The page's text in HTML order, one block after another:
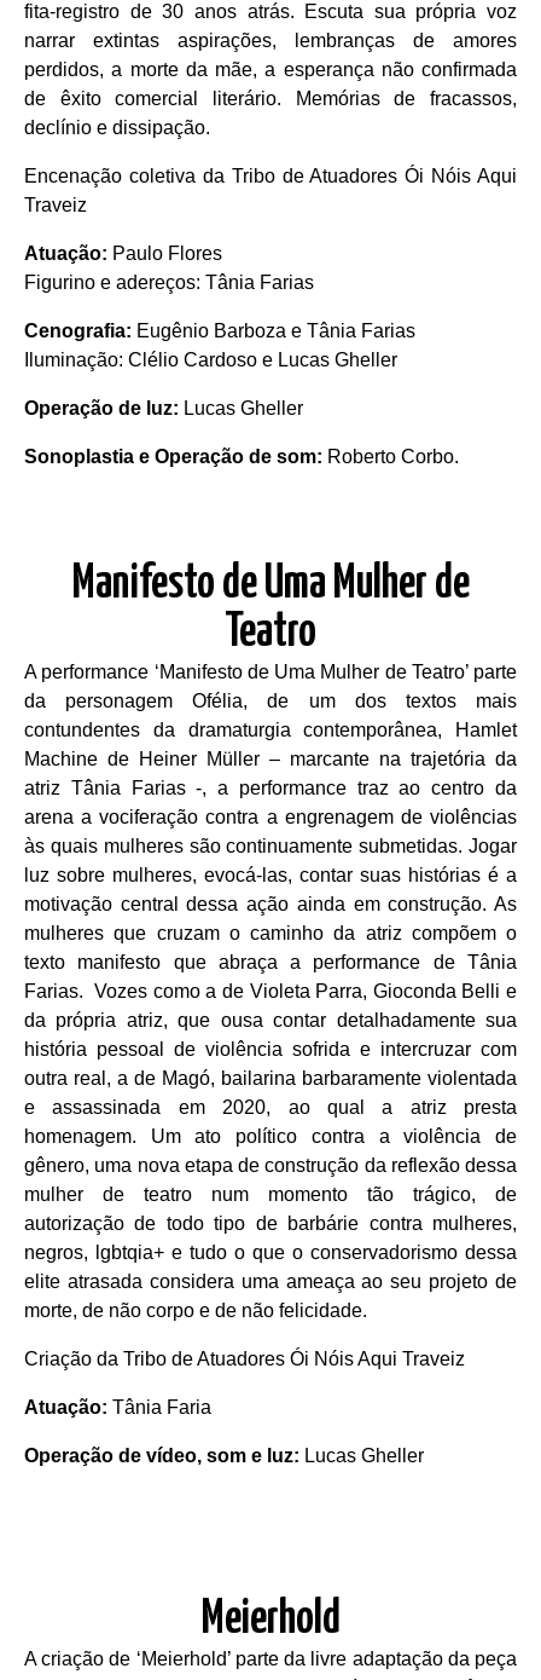
fita-registro de 30 anos atrás. Escuta sua própria voz
narrar extintas aspirações, lembranças de amores
perdidos, a morte da mãe, a esperança não confirmada
de êxito comercial literário. Memórias de fracassos,
declínio e dissipação.
Encenação coletiva da Tribo de Atuadores Ói Nóis Aqui
Traveiz
Atuação: Paulo Flores
Figurino e adereços: Tânia Farias
Cenografia: Eugênio Barboza e Tânia Farias
Iluminação: Clélio Cardoso e Lucas Gheller
Operação de luz: Lucas Gheller
Sonoplastia e Operação de som: Roberto Corbo.
Manifesto de Uma Mulher de
Teatro
A performance ‘Manifesto de Uma Mulher de Teatro’ parte
da personagem Ofélia, de um dos textos mais
contundentes da dramaturgia contemporânea, Hamlet
Machine de Heiner Müller – marcante na trajetória da
atriz Tânia Farias -, a performance traz ao centro da
arena a vociferação contra a engrenagem de violências
às quais mulheres são continuamente submetidas. Jogar
luz sobre mulheres, evocá-las, contar suas histórias é a
motivação central dessa ação ainda em construção. As
mulheres que cruzam o caminho da atriz compõem o
texto manifesto que abraça a performance de Tânia
Farias. Vozes como a de Violeta Parra, Gioconda Belli e
da própria atriz, que ousa contar detalhadamente sua
história pessoal de violência sofrida e intercruzar com
outra real, a de Magó, bailarina barbaramente violentada
e assassinada em 2020, ao qual a atriz presta
homenagem. Um ato político contra a violência de
gênero, uma nova etapa de construção da reflexão dessa
mulher de teatro num momento tão trágico, de
autorização de todo tipo de barbárie contra mulheres,
negros, lgbtqia+ e tudo o que o conservadorismo dessa
elite atrasada considera uma ameaça ao seu projeto de
morte, de não corpo e de não felicidade.
Criação da Tribo de Atuadores Ói Nóis Aqui Traveiz
Atuação: Tânia Faria
Operação de vídeo, som e luz: Lucas Gheller
Meierhold
A criação de ‘Meierhold’ parte da livre adaptação da peça